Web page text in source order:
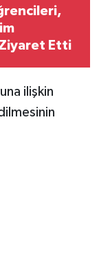
Etti
ilişkin